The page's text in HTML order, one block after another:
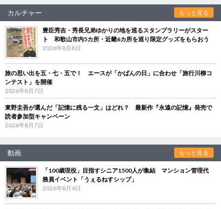
カルチャー もっと見る
豊臣秀吉・秀長兄弟ゆかりの地を巡るスタンプラリーがスター
ト 和歌山市内5カ所・近畿6カ所を巡り限定グッズをもらおう
2026年8月8日
旅の思い出を五・七・五で！ エースが「かばんの日」に合わせ「旅行川柳コ
ンテスト」を開催
2026年8月7日
東野圭吾が選んだ「記憶に残る一文」はどれ？ 最新作『永遠の記憶』発売で
読者参加型キャンペーン
2026年8月7日
動画 もっと見る
「100歳現役」目指すシニア1500人が集結 マンション管理代
務員イベント「うぇるねすシップ」
2026年8月4日